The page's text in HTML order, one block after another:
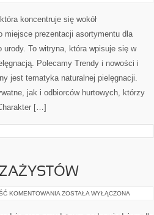
koncentruje się wokół
miejsce prezentacji asortymentu dla
To witryna, która wpisuje się w
Polecamy Trendy i nowości i
jest tematyka naturalnej pielęgnacji.
jak i odbiorców hurtowych, którzy
[…]
KOMENTOWANIA PROFESJONALNE
ZOSTAŁA WYŁĄCZONA